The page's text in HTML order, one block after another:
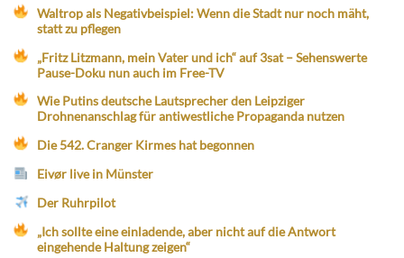
Waltrop als Negativbeispiel: Wenn die Stadt nur noch mäht,
statt zu pflegen
„Fritz Litzmann, mein Vater und ich“ auf 3sat – Sehenswerte
Pause-Doku nun auch im Free-TV
Wie Putins deutsche Lautsprecher den Leipziger
Drohnenanschlag für antiwestliche Propaganda nutzen
Die 542. Cranger Kirmes hat begonnen
Eivør live in Münster
Der Ruhrpilot
„Ich sollte eine einladende, aber nicht auf die Antwort
eingehende Haltung zeigen“